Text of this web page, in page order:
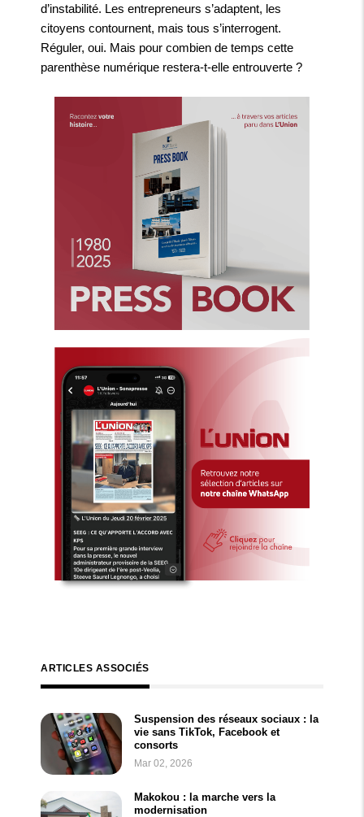
d’instabilité. Les entrepreneurs s’adaptent, les
citoyens contournent, mais tous s’interrogent.
Réguler, oui. Mais pour combien de temps cette
parenthèse numérique restera-t-elle entrouverte ?
ARTICLES ASSOCIÉS
Suspension des réseaux sociaux : la
vie sans TikTok, Facebook et
consorts
Mar 02, 2026
Makokou : la marche vers la
modernisation